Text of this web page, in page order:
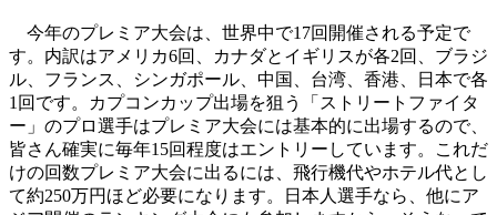
今年のプレミア大会は、世界中で17回開催される予定で
す。内訳はアメリカ6回、カナダとイギリスが各2回、ブラジ
ル、フランス、シンガポール、中国、台湾、香港、日本で各
1回です。カプコンカップ出場を狙う「ストリートファイタ
ー」のプロ選手はプレミア大会には基本的に出場するので、
皆さん確実に毎年15回程度はエントリーしています。これだ
けの回数プレミア大会に出るには、飛行機代やホテル代とし
て約250万円ほど必要になります。日本人選手なら、他にア